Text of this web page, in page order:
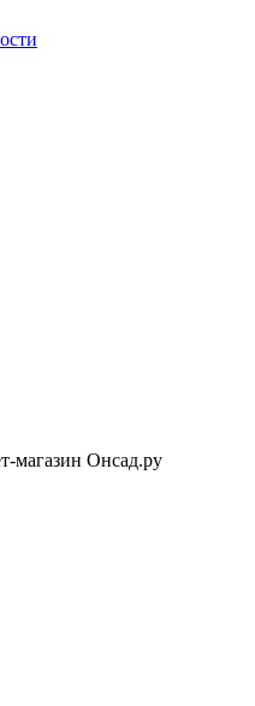
магазин Онсад.ру